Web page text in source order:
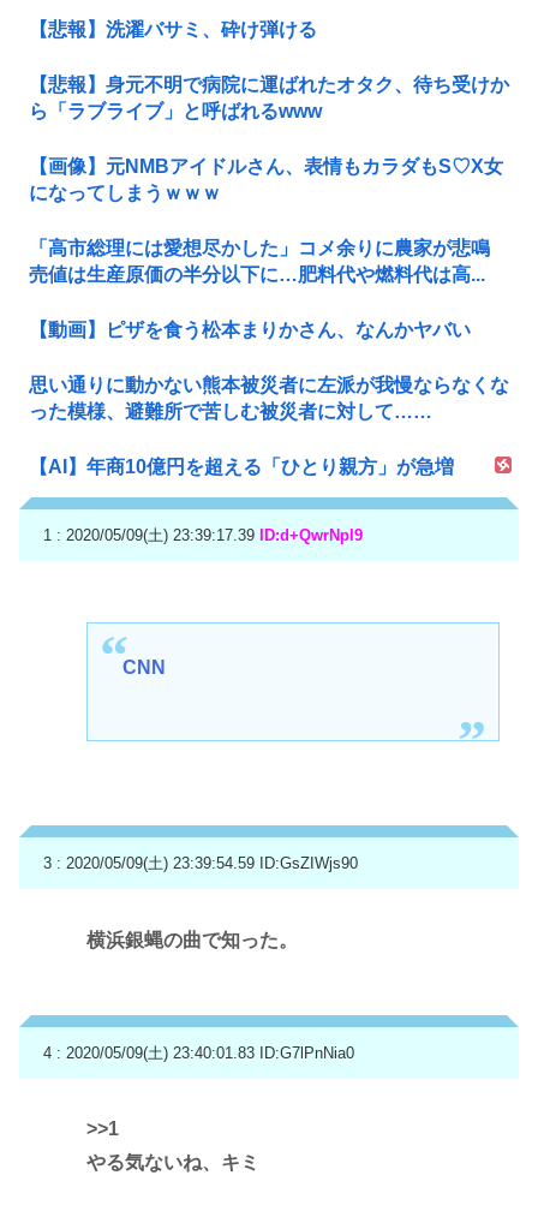
【悲報】洗濯バサミ、砕け弾ける
【悲報】身元不明で病院に運ばれたオタク、待ち受けか
ら「ラブライブ」と呼ばれるwww
【画像】元NMBアイドルさん、表情もカラダもS♡X女
になってしまうｗｗｗ
「高市総理には愛想尽かした」コメ余りに農家が悲鳴
売値は生産原価の半分以下に…肥料代や燃料代は高...
【動画】ピザを食う松本まりかさん、なんかヤバい
思い通りに動かない熊本被災者に左派が我慢ならなくな
った模様、避難所で苦しむ被災者に対して……
【AI】年商10億円を超える「ひとり親方」が急増
1 : 2020/05/09(土) 23:39:17.39 ID:d+QwrNpl9
CNN
3 : 2020/05/09(土) 23:39:54.59 ID:GsZIWjs90
横浜銀蝿の曲で知った。
4 : 2020/05/09(土) 23:40:01.83 ID:G7lPnNia0
>>1
やる気ないね、キミ